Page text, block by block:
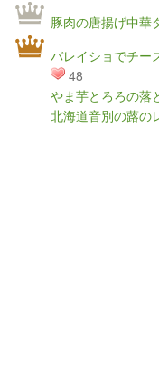
豚肉の唐揚げ中華
バレイショでチー
48
やま芋とろろの落
北海道音別の蕗の